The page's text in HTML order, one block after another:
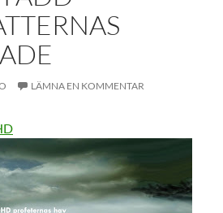
LÄMNA EN KOMMENTAR